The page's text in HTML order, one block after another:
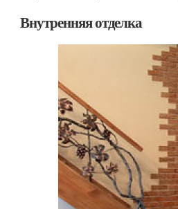
Внутренняя отделка